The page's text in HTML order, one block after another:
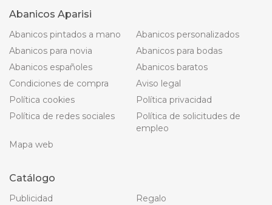
Abanicos Aparisi
Abanicos pintados a mano
Abanicos personalizados
Abanicos para novia
Abanicos para bodas
Abanicos españoles
Abanicos baratos
Condiciones de compra
Aviso legal
Política cookies
Política privacidad
Política de redes sociales
Política de solicitudes de
empleo
Mapa web
Catálogo
Publicidad
Regalo